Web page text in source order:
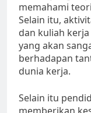
memahami
Selain itu,
dan kuliah
yang akan
berhadapan
dunia kerja.
Selain itu